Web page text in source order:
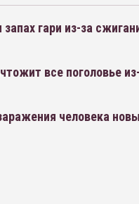
гари из-за
все поголовье
человека